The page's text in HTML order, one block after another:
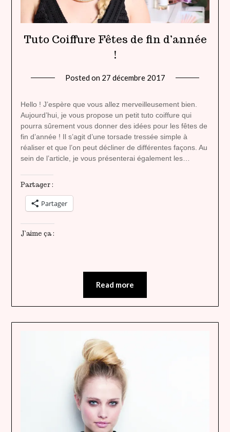
Tuto Coiffure Fêtes de fin d’année
!
Posted on 27 décembre 2017
heavenly
Hello ! J’espère que vous allez merveilleusement bien.
Aujourd’hui, je vous propose un petit tuto coiffure qui
pourra sûrement vous donner des idées pour les fêtes de
fin d’année ! Il s’agit d’une torsade tressée simple à
réaliser et que l’on peut décliner de différentes façons. Au
sein de l’article, je vous présenterai également les…
Partager :
Partager
J’aime ça :
Read more